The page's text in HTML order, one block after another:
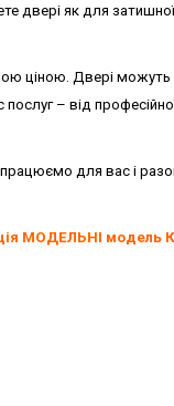
двері як для
ціною. Двері можуть
– від професійної
для вас і
МОДЕЛЬНІ модель